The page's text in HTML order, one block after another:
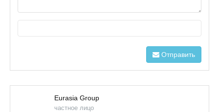
Отправить
Eurasia Group
частное лицо